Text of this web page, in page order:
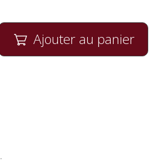
 Ajouter au panier